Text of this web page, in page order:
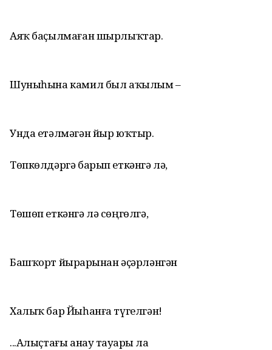
Аяҡ баҫылмаған шырлыҡтар.
Шуныһына камил был аҡылым –
Унда етәлмәгән йыр юҡтыр.
Төпкөлдәргә барып еткәнгә лә,
Төшөп еткәнгә лә сөңгөлгә,
Башҡорт йырҙарынан әҫәрләнгән
Халыҡ бар Йыһанға түгелгән!
...Алыҫтағы анау тауҙарҙы ла